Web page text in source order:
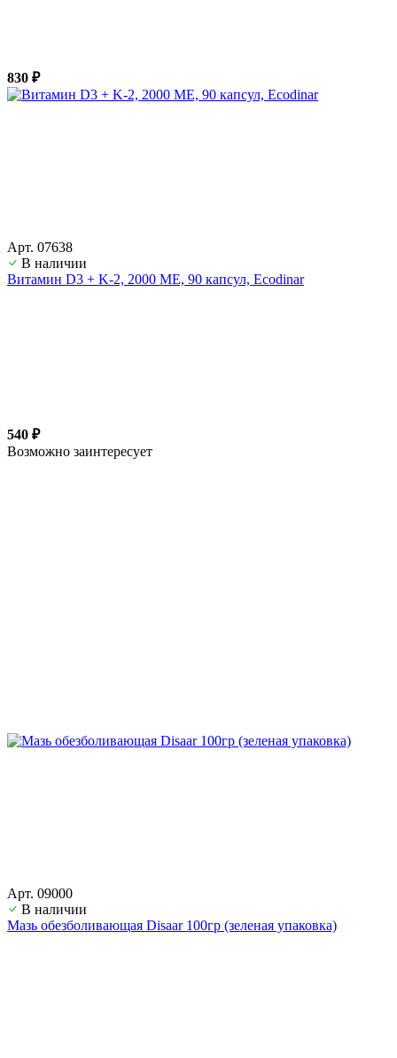
830 ₽
Арт. 07638
В наличии
Витамин D3 + K-2, 2000 ME, 90 капсул, Ecodinar
540 ₽
Возможно заинтересует
Арт. 09000
В наличии
Мазь обезболивающая Disaar 100гр (зеленая упаковка)